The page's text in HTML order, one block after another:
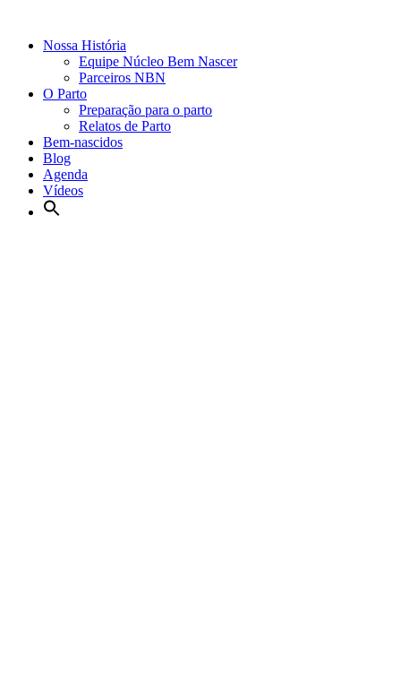
Nossa História
Equipe Núcleo Bem Nascer
Parceiros NBN
O Parto
Preparação para o parto
Relatos de Parto
Bem-nascidos
Blog
Agenda
Vídeos